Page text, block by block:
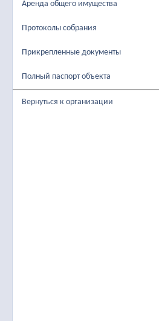
Аренда общего имущества
Протоколы собрания
Прикрепленные документы
Полный паспорт объекта
Вернуться к организации